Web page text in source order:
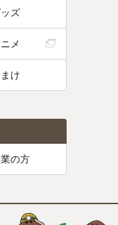
ズ
メ
け
の方